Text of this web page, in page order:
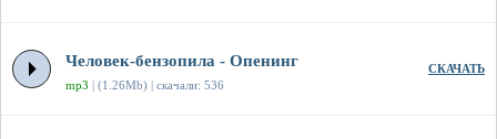
Человек-бензопила - Опенинг
mp3 | (1.26Mb) | скачали: 536
СКАЧАТЬ